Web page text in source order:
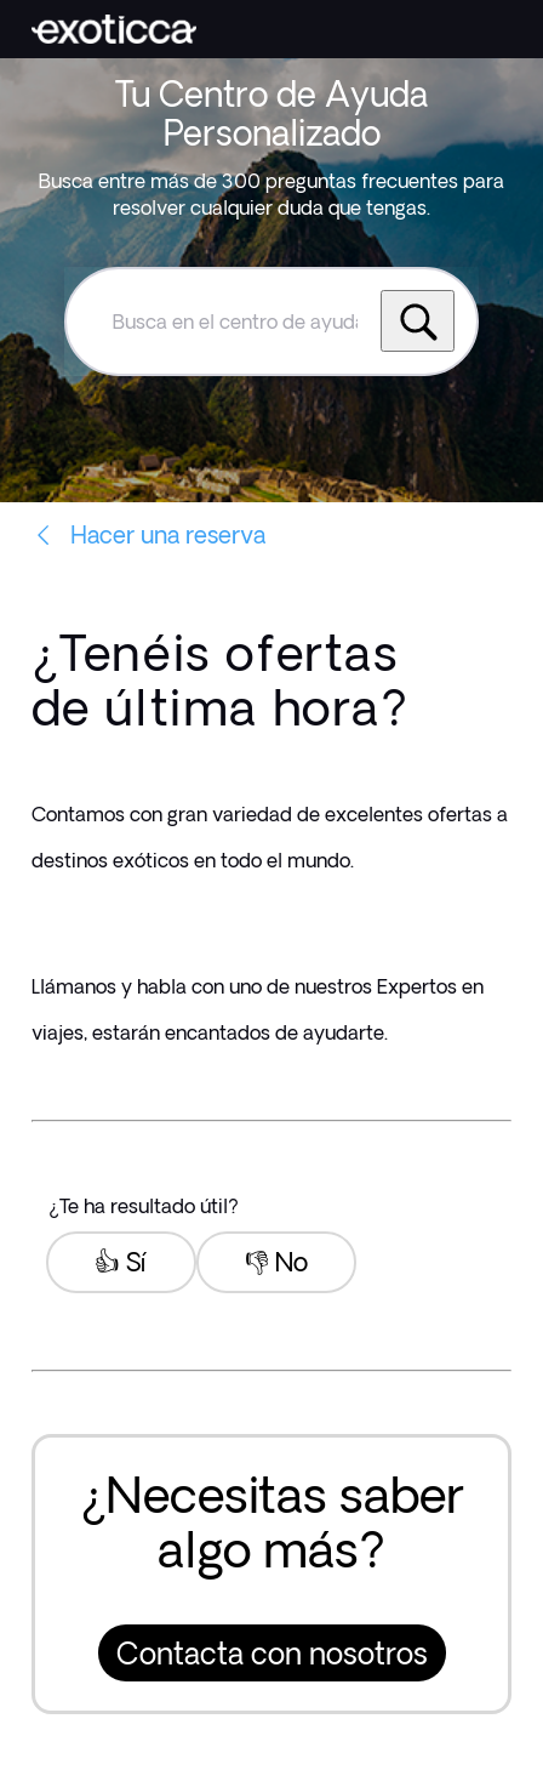
Tu Centro de Ayuda
Personalizado
Busca entre más de 300 preguntas frecuentes para
resolver cualquier duda que tengas.
Busca
el
centro
de
ayuda
de
Exoticca
Hacer una reserva
¿Tenéis ofertas
de última hora?
Contamos con gran variedad de excelentes ofertas a
destinos exóticos en todo el mundo.
Llámanos y habla con uno de nuestros Expertos en
viajes, estarán encantados de ayudarte.
¿Te ha resultado útil?
👎 No
👍 Sí
¿Necesitas saber
algo más?
Contacta con nosotros